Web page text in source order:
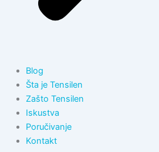
Blog
Šta je Tensilen
Zašto Tensilen
Iskustva
Poručivanje
Kontakt